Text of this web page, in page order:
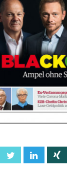
Facebook Twitter Linkedin